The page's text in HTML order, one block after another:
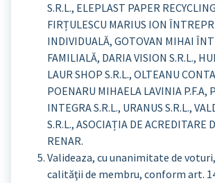
S.R.L., ELEPLAST PAPER
FIRȚULESCU MARIUS ION
INDIVIDUALĂ, GOTOVAN MIHAI
FAMILIALĂ, DARIA VISION S.R.L.,
LAUR SHOP S.R.L., OLTEANU
POENARU MIHAELA LAVINIA P.F.A,
INTEGRA S.R.L., URANUS S.R.L.,
S.R.L., ASOCIAȚIA DE ACREDITARE
RENAR.
Valideaza, cu unanimitate de
calităţii de membru, conform art.